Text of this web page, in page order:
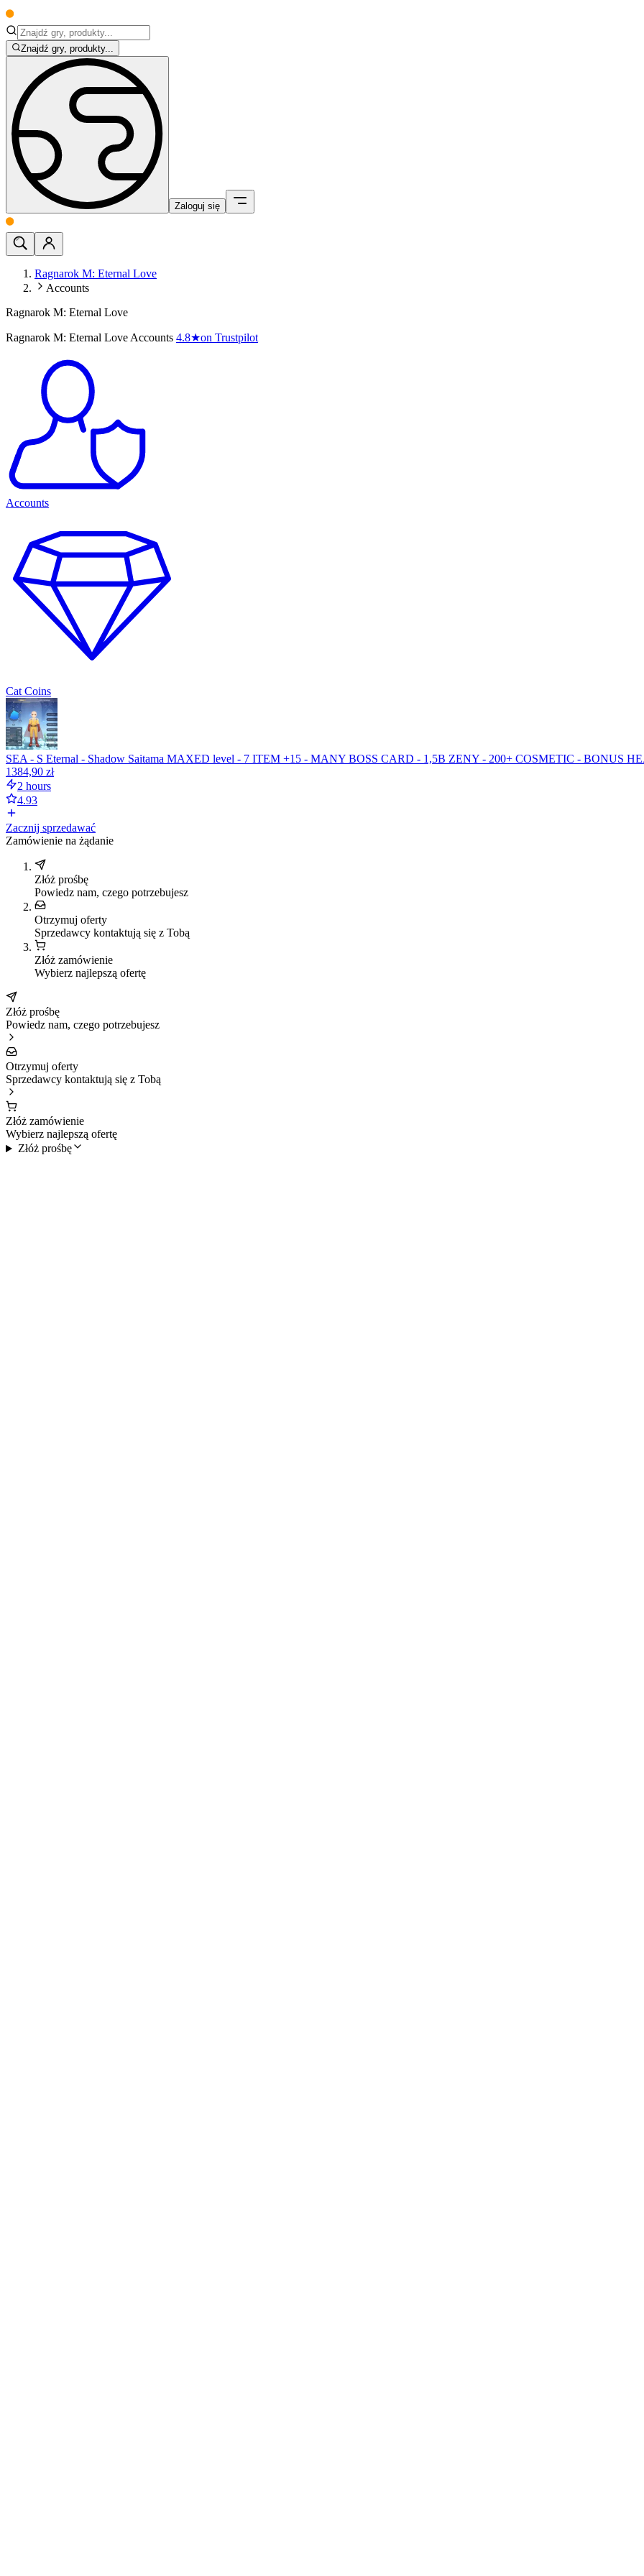
Znajdź gry, produkty...
Zaloguj się
Ragnarok M: Eternal Love
Accounts
Ragnarok M: Eternal Love
Ragnarok M: Eternal Love Accounts 4.8★on Trustpilot
Accounts
Cat Coins
SEA - S Eternal - Shadow Saitama MAXED level - 7 ITEM +15 - MANY BOSS CARD - 1,5B ZENY - 200+ COSMETIC - BONUS
1384,90 zł
2 hours
4.93
Zacznij sprzedawać
Zamówienie na żądanie
Złóż prośbę
Powiedz nam, czego potrzebujesz
Otrzymuj oferty
Sprzedawcy kontaktują się z Tobą
Złóż zamówienie
Wybierz najlepszą ofertę
Złóż prośbę
Powiedz nam, czego potrzebujesz
Otrzymuj oferty
Sprzedawcy kontaktują się z Tobą
Złóż zamówienie
Wybierz najlepszą ofertę
Złóż prośbę